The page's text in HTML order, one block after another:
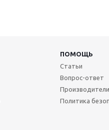
ПОМОЩЬ
Статьи
Вопрос-ответ
Производители
Политика